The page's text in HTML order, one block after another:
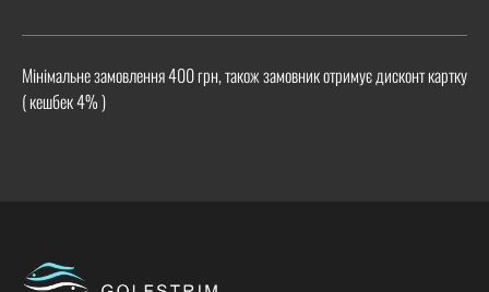
Мінімальне замовлення 400 грн, також замовник отримує дисконт картку
( кешбек 4% )